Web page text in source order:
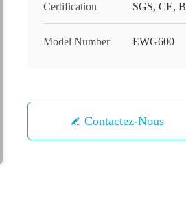
Certification SGS, CE,
Model Number EWG600
Contactez-Nous